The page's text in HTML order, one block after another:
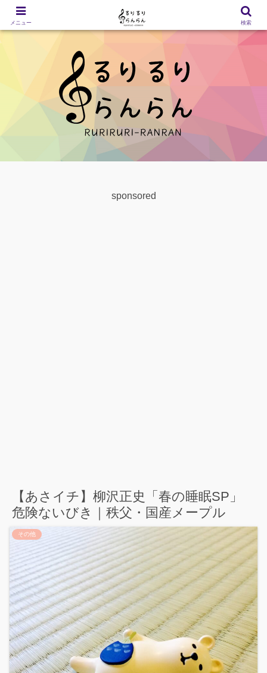
sponsored
【あさイチ】柳沢正史「春の睡眠SP」
危険ないびき｜秩父・国産メープル
その他
メニュー 検索